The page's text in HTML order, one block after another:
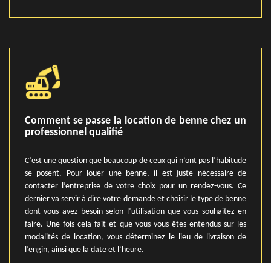
Comment se passe la location de benne chez un
professionnel qualifié
C’est une question que beaucoup de ceux qui n’ont pas l’habitude
se posent. Pour louer une benne, il est juste nécessaire de
contacter l’entreprise de votre choix pour un rendez-vous. Ce
dernier va servir à dire votre demande et choisir le type de benne
dont vous avez besoin selon l’utilisation que vous souhaitez en
faire. Une fois cela fait et que vous vous êtes entendus sur les
modalités de location, vous déterminez le lieu de livraison de
l’engin, ainsi que la date et l’heure.